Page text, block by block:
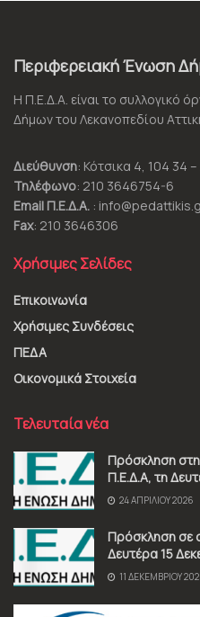
Περιφερειακή Ένωση
Η Π.Ε.Δ.Α. είναι το συλλογικό
Δήμων του Λεκανοπεδίου
Διεύθυνση: Κότσικα 4, 104 34
Τηλέφωνο: 210 3646754-6
Email Π.Ε.Δ.Α. :
Fax: 210 3646306
Χρήσιμες Σελίδες
Επικοινωνία
Χρήσιμες Συνδέσεις
ΠΕΔΑ
Οικονομικά Στοιχεία
Τελευταία νέα
Πρόσκληση
Π.Ε.Δ.Α, τη
24 ΑΠΡΙΛΊΟΥ 2026
Πρόσκληση σε
Δευτέρα 15
11 ΔΕΚΕΜΒΡΊΟΥ